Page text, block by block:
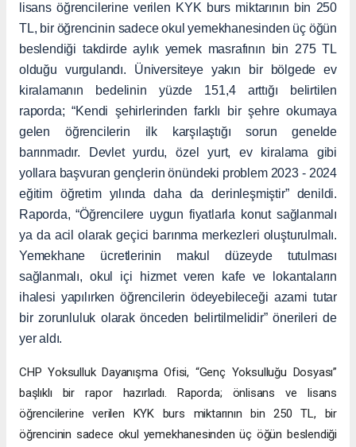
lisans öğrencilerine verilen KYK burs miktarının bin 250
TL, bir öğrencinin sadece okul yemekhanesinden üç öğün
beslendiği takdirde aylık yemek masrafının bin 275 TL
olduğu vurgulandı. Üniversiteye yakın bir bölgede ev
kiralamanın bedelinin yüzde 151,4 arttığı belirtilen
raporda; “Kendi şehirlerinden farklı bir şehre okumaya
gelen öğrencilerin ilk karşılaştığı sorun genelde
barınmadır. Devlet yurdu, özel yurt, ev kiralama gibi
yollara başvuran gençlerin önündeki problem 2023 - 2024
eğitim öğretim yılında daha da derinleşmiştir” denildi.
Raporda, “Öğrencilere uygun fiyatlarla konut sağlanmalı
ya da acil olarak geçici barınma merkezleri oluşturulmalı.
Yemekhane ücretlerinin makul düzeyde tutulması
sağlanmalı, okul içi hizmet veren kafe ve lokantaların
ihalesi yapılırken öğrencilerin ödeyebileceği azami tutar
bir zorunluluk olarak önceden belirtilmelidir” önerileri de
yer aldı.
CHP Yoksulluk Dayanışma Ofisi, “Genç Yoksulluğu Dosyası”
başlıklı bir rapor hazırladı. Raporda; önlisans ve lisans
öğrencilerine verilen KYK burs miktarının bin 250 TL, bir
öğrencinin sadece okul yemekhanesinden üç öğün beslendiği